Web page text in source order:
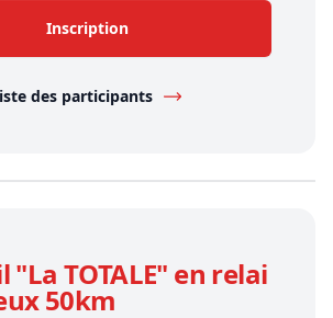
Inscription
des participants
"La TOTALE" en relai
50km